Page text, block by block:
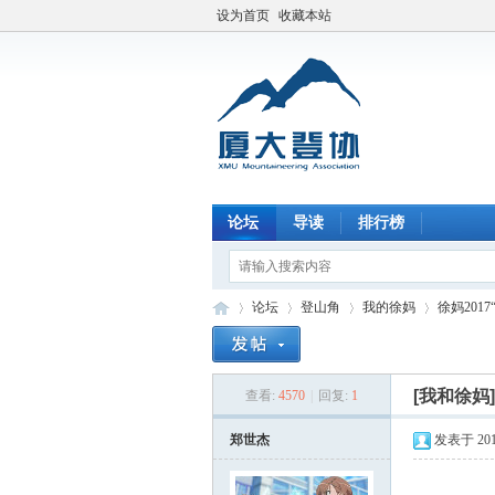
设为首页 收藏本站
论坛 导读 排行榜
论坛
›
登山角
›
我的徐妈
›
徐妈
查看: 4570 回复: 1 [我和徐
郑世杰 发表于